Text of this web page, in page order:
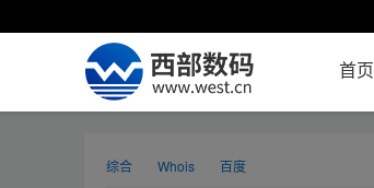
首页
综合 Whois 百度